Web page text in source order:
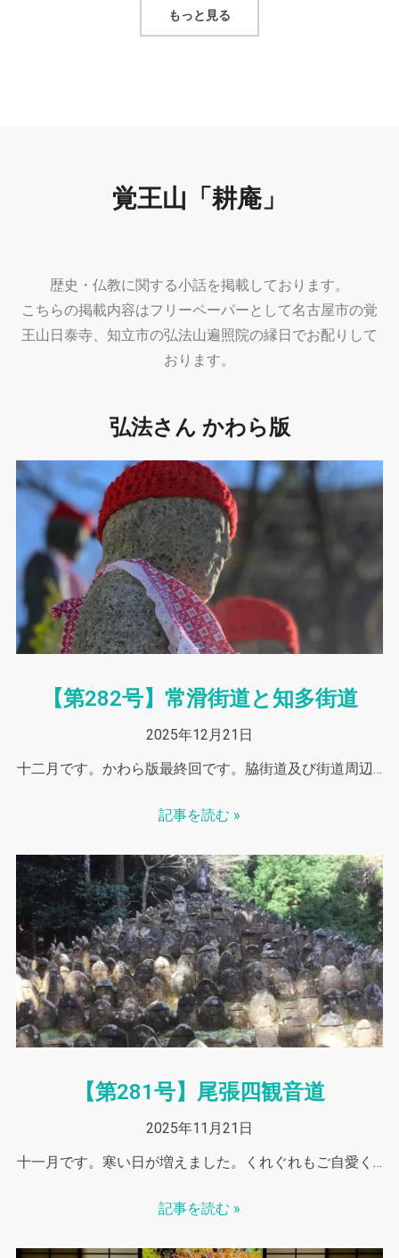
もっと見る
覚王山「耕庵」
歴史・仏教に関する小話を掲載しております。
こちらの掲載内容はフリーペーパーとして名古屋市の覚
王山日泰寺、知立市の弘法山遍照院の縁日でお配りして
おります。
弘法さん かわら版
【第282号】常滑街道と知多街道
2025年12月21日
十二月です。かわら版最終回です。脇街道及び街道周辺…
記事を読む »
【第281号】尾張四観音道
2025年11月21日
十一月です。寒い日が増えました。くれぐれもご自愛く…
記事を読む »